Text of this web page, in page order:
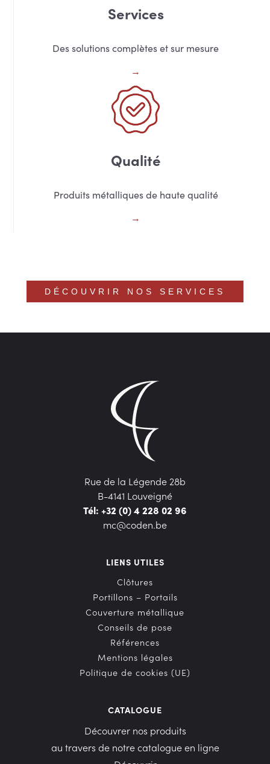
Services
Des solutions complètes et sur mesure
Qualité
Produits métalliques de haute qualité
DÉCOUVRIR NOS SERVICES
Rue de la Légende 28b
B-4141 Louveigné
Tél: +32 (0) 4 228 02 96
mc@coden.be
LIENS UTILES
Clôtures
Portillons – Portails
Couverture métallique
Conseils de pose
Références
Mentions légales
Politique de cookies (UE)
CATALOGUE
Découvrer nos produits
au travers de notre catalogue en ligne